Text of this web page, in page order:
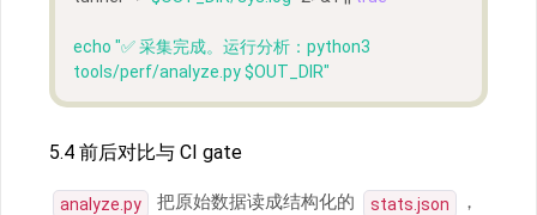
echo "✅ 采集完成。运行分析：python3
tools/perf/analyze.py $OUT_DIR"
5.4 前后对比与 CI gate
analyze.py 把原始数据读成结构化的 stats.json ，